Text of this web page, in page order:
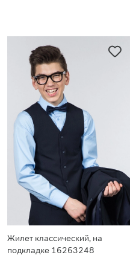
Жилет классический, на
подкладке 16263248